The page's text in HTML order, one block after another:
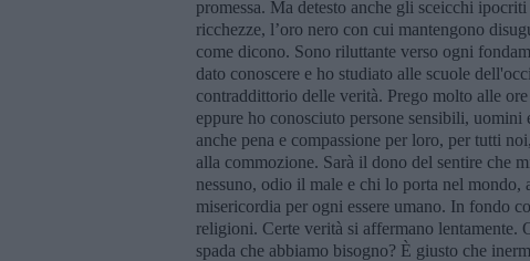
promessa. Ma detesto anche gli sceicchi
ricchezze, l’oro nero con cui mantengono
come dicono. Sono riluttante verso ogni
dato conoscere e ho studiato alle scuole
contraddittorio delle verità. Prego molto alle
eppure ho conosciuto persone sensibili,
anche pena e compassione per loro, per tutti
alla commozione. Sarà il dono del sentire che
nessuno, odio il male e chi lo porta nel
misericordia per ogni essere umano. In fondo
religioni. Certe verità si affermano lentamente.
spada che abbiamo bisogno? È giusto che